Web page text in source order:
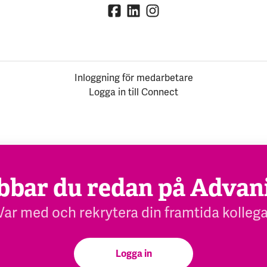
Inloggning för medarbetare
Logga in till Connect
du redan på
med och rekrytera din framtida
Logga in